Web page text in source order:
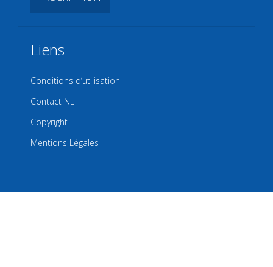
Liens
Conditions d’utilisation
Contact NL
Copyright
Mentions Légales